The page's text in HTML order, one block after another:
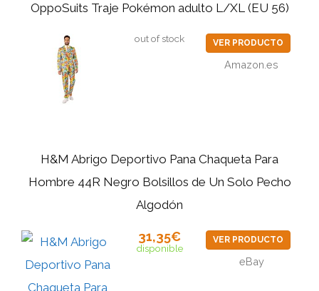
OppoSuits Traje Pokémon adulto L/XL (EU 56)
out of stock VER PRODUCTO
Amazon.es
H&M Abrigo Deportivo Pana Chaqueta Para
Hombre 44R Negro Bolsillos de Un Solo Pecho
Algodón
31,35€
disponible
VER PRODUCTO
eBay